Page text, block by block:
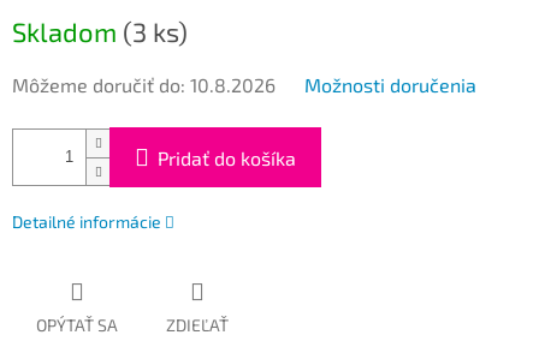
Skladom (3 ks)
Môžeme doručiť do: 10.8.2026 Možnosti doručenia
Pridať do košíka
Detailné informácie
OPÝTAŤ SA ZDIEĽAŤ